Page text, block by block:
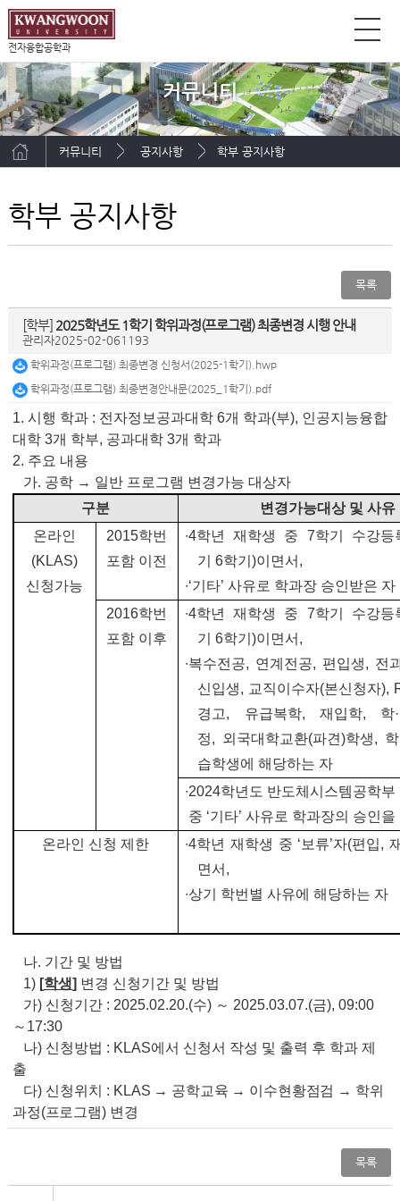
전자융합공학과
커뮤니티
커뮤니티 공지사항 학부 공지사항
학부 공지사항
목록
[학부] 2025학년도 1학기 학위과정(프로그램) 최종변경 시행 안내
관리자2025-02-06 1193
학위과정(프로그램) 최종변경 신청서(2025-1학기).hwp
학위과정(프로그램) 최종변경안내문(2025_1학기).pdf
1. 시행 학과 : 전자정보공과대학 6개 학과(부), 인공지능융합
대학 3개 학부, 공과대학 3개 학과
2. 주요 내용
가. 공학 → 일반 프로그램 변경가능 대상자
구분
변경가능대상 및 사유
온라인
(KLAS)
신청가능
2015학번
포함 이전
∙4학년 재학생 중 7학기 수강등
기6학기)이면서 ,
∙‘기타’ 사유로 학과장 승인받은 자
2016학번
포함 이후
∙4학년 재학생 중 7학기 수강등
기6학기)이면서 ,
∙복수전공, 연계전공, 편입생, 전
신입생, 교직이수자(본신청자),
경고, 유급복학, 재입학, 학·
정, 외국대학교환(파견)학생,
습학생에 해당하는 자
∙2024학년도 반도체시스템공학부
중 ‘기타’ 사유로 학과장의 승인을
온라인 신청 제한
∙4학년 재학생 중 ‘ 보류’자(편입,
면서 ,
∙상기 학번별 사유에 해당하는 자
나. 기간 및 방법
1) [학생] 변경 신청기간 및 방법
가) 신청기간 : 2025.02.20.(수) ～ 2025.03.07.(금), 09:00
～ 17:30
나) 신청방법 : KLAS에서 신청서 작성 및 출력 후 학과 제
출
다) 신청위치 : KLAS → 공학교육 → 이수현황점검 → 학위
과정(프로그램) 변경
목록